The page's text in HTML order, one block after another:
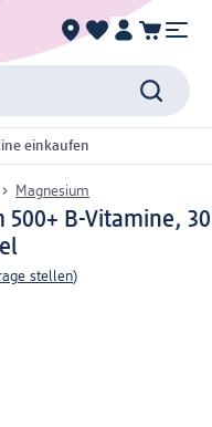
einkaufen
Magnesium
B-Vitamine, 30
stellen)